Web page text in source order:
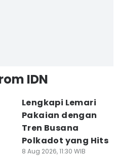
IDN
Lengkapi Lemari
Pakaian dengan
Tren Busana
Polkadot yang Hits
8 Aug 2026, 11:30 WIB